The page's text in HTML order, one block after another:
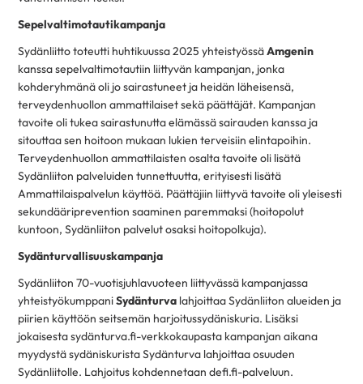
Sepelvaltimotautikampanja
Sydänliitto toteutti huhtikuussa 2025 yhteistyössäAmgenin
kanssa sepelvaltimotautiin liittyvän kampanjan, jonka
kohderyhmänä oli jo sairastuneet ja heidän läheisensä,
terveydenhuollon ammattilaiset sekä päättäjät. Kampanjan
tavoite oli tukea sairastunutta elämässä sairauden kanssa ja
sitouttaa sen hoitoon mukaan lukien terveisiin elintapoihin.
Terveydenhuollon ammattilaisten osalta tavoite oli lisätä
Sydänliiton palveluiden tunnettuutta, erityisesti lisätä
Ammattilaispalvelun käyttöä. Päättäjiin liittyvä tavoite oli yleisesti
sekundääriprevention saaminen paremmaksi (hoitopolut
kuntoon, Sydänliiton palvelut osaksi hoitopolkuja).
Sydänturvallisuuskampanja
Sydänliiton 70-vuotisjuhlavuoteen liittyvässä kampanjassa
yhteistyökumppaniSydänturva lahjoittaa Sydänliiton alueiden ja
piirien käyttöön seitsemän harjoitussydäniskuria. Lisäksi
jokaisesta sydänturva.fi-verkkokaupasta kampanjan aikana
myydystä sydäniskurista Sydänturva lahjoittaa osuuden
Sydänliitolle. Lahjoitus kohdennetaan defi.fi-palveluun.